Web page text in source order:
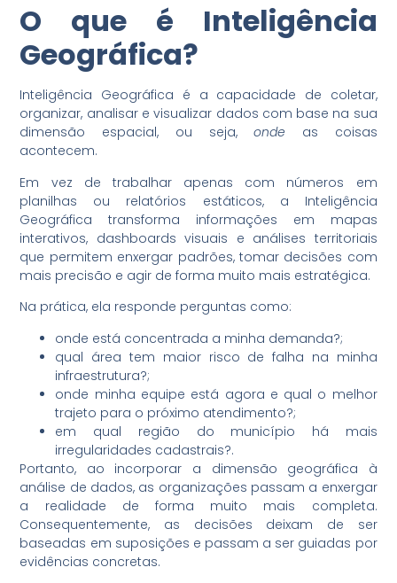
O que é Inteligência
Geográfica?
Inteligência Geográfica é a capacidade de coletar,
organizar, analisar e visualizar dados com base na sua
dimensão espacial, ou seja,onde as coisas
acontecem.
Em vez de trabalhar apenas com números em
planilhas ou relatórios estáticos, a Inteligência
Geográfica transforma informações em mapas
interativos, dashboards visuais e análises territoriais
que permitem enxergar padrões, tomar decisões com
mais precisão e agir de forma muito mais estratégica.
Na prática, ela responde perguntas como:
onde está concentrada a minha demanda?;
qual área tem maior risco de falha na minha
infraestrutura?;
onde minha equipe está agora e qual o melhor
trajeto para o próximo atendimento?;
em qual região do município há mais
irregularidades cadastrais?.
Portanto, ao incorporar a dimensão geográfica à
análise de dados, as organizações passam a enxergar
a realidade de forma muito mais completa.
Consequentemente, as decisões deixam de ser
baseadas em suposições e passam a ser guiadas por
evidências concretas.